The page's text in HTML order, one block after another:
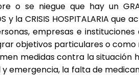
o se niegue que hay un
y la CRISIS HOSPITALARIA
empresas e
objetivos particulares o como
medidas contra la situación
emergencia, la falta de